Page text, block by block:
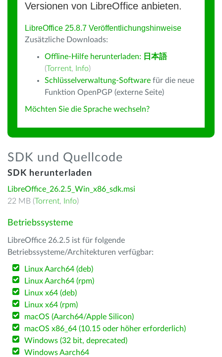
Versionen von LibreOffice anbieten.
LibreOffice 25.8.7 Veröffentlichungshinweise
Zusätzliche Downloads:
Offline-Hilfe herunterladen: 日本語
(Torrent, Info)
Schlüsselverwaltung-Software für die neue
Funktion OpenPGP (externe Seite)
Möchten Sie die Sprache wechseln?
SDK und Quellcode
SDK herunterladen
LibreOffice_26.2.5_Win_x86_sdk.msi
22 MB (Torrent, Info)
Betriebssysteme
LibreOffice 26.2.5 ist für folgende
Betriebssysteme/Architekturen verfügbar:
Linux Aarch64 (deb)
Linux Aarch64 (rpm)
Linux x64 (deb)
Linux x64 (rpm)
macOS (Aarch64/Apple Silicon)
macOS x86_64 (10.15 oder höher erforderlich)
Windows (32 bit, deprecated)
Windows Aarch64